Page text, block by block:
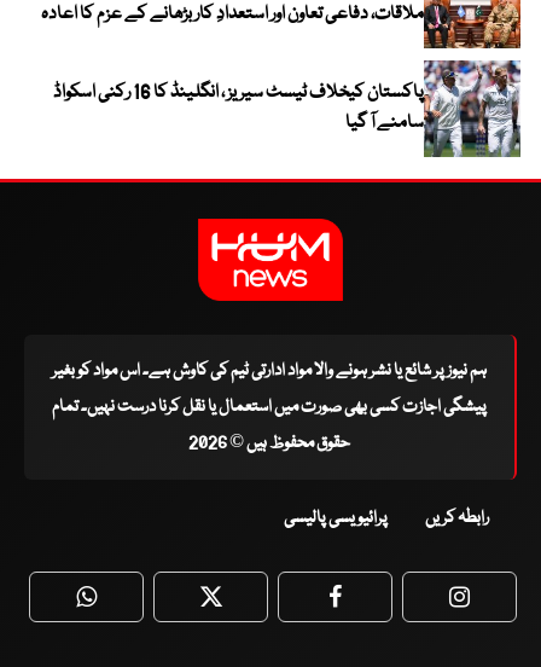
ملاقات، دفاعی تعاون اور استعدادِ کار بڑھانے کے عزم کا اعادہ
پاکستان کیخلاف ٹیسٹ سیریز ، انگلینڈ کا 16 رکنی اسکواڈ
سامنے آ گیا
ہم نیوز پر شائع یا نشر ہونے والا مواد ادارتی ٹیم کی کاوش ہے۔ اس مواد کو بغیر
پیشگی اجازت کسی بھی صورت میں استعمال یا نقل کرنا درست نہیں۔ تمام
حقوق محفوظ ہیں © 2026
رابطہ کریں پرائیویسی پالیسی
WhatsApp Twitter Facebook